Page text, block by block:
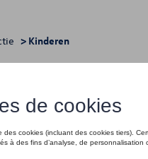
> Kinderen